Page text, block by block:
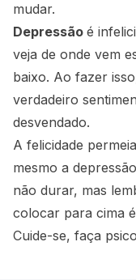
mudar.
Depressão é
veja de onde vem
baixo. Ao fazer
verdadeiro
desvendado.
A felicidade
mesmo a
não durar, mas
colocar para cima
Cuide-se, faça